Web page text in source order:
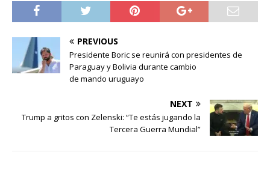
PREVIOUS
Presidente Boric se reunirá con presidentes de
Paraguay y Bolivia durante cambio
de mando uruguayo
NEXT
Trump a gritos con Zelenski: “Te estás jugando la
Tercera Guerra Mundial”